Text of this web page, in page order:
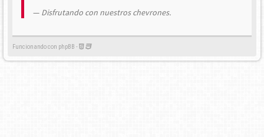
Disfrutando con nuestros chevrones.
Funcionando con phpBB -